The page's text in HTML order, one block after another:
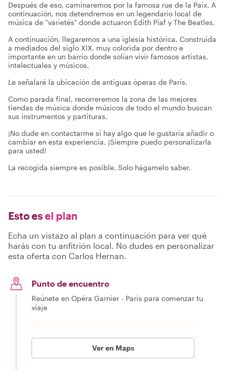
Después de eso, caminaremos por la famosa rue de la Paix. A
continuación, nos detendremos en un legendario local de
música de "varietés" donde actuaron Edith Piaf y The Beatles.
A continuación, llegaremos a una iglesia histórica. Construida
a mediados del siglo XIX, muy colorida por dentro e
importante en un barrio donde solían vivir famosos artistas,
intelectuales y músicos.
Le señalaré la ubicación de antiguas óperas de París.
Como parada final, recorreremos la zona de las mejores
tiendas de música donde músicos de todo el mundo buscan
sus instrumentos y partituras.
¡No dude en contactarme si hay algo que le gustaría añadir o
cambiar en esta experiencia. ¡Siempre puedo personalizarla
para usted!
La recogida siempre es posible. Solo hágamelo saber.
Esto esel plan
Echa un vistazo al plan a continuación para ver qué
harás con tu anfitrión local. No dudes en personalizar
esta oferta con Carlos Hernan.
Punto de encuentro
Reúnete en Opéra Garnier - Paris para comenzar tu
viaje
Ver en Maps